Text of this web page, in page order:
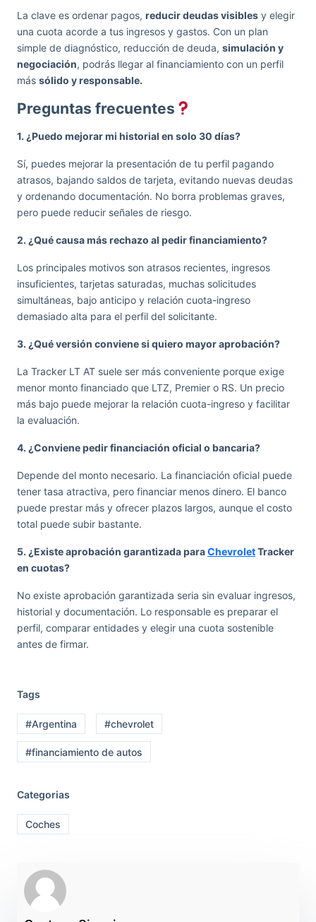
La clave es ordenar pagos, reducir deudas visibles y elegir
una cuota acorde a tus ingresos y gastos. Con un plan
simple de diagnóstico, reducción de deuda, simulación y
negociación, podrás llegar al financiamiento con un perfil
más sólido y responsable.
Preguntas frecuentes
1. ¿Puedo mejorar mi historial en solo 30 días?
Sí, puedes mejorar la presentación de tu perfil pagando
atrasos, bajando saldos de tarjeta, evitando nuevas deudas
y ordenando documentación. No borra problemas graves,
pero puede reducir señales de riesgo.
2. ¿Qué causa más rechazo al pedir financiamiento?
Los principales motivos son atrasos recientes, ingresos
insuficientes, tarjetas saturadas, muchas solicitudes
simultáneas, bajo anticipo y relación cuota-ingreso
demasiado alta para el perfil del solicitante.
3. ¿Qué versión conviene si quiero mayor aprobación?
La Tracker LT AT suele ser más conveniente porque exige
menor monto financiado que LTZ, Premier o RS. Un precio
más bajo puede mejorar la relación cuota-ingreso y facilitar
la evaluación.
4. ¿Conviene pedir financiación oficial o bancaria?
Depende del monto necesario. La financiación oficial puede
tener tasa atractiva, pero financiar menos dinero. El banco
puede prestar más y ofrecer plazos largos, aunque el costo
total puede subir bastante.
5. ¿Existe aprobación garantizada paraChevroletTracker
en cuotas?
No existe aprobación garantizada seria sin evaluar ingresos,
historial y documentación. Lo responsable es preparar el
perfil, comparar entidades y elegir una cuota sostenible
antes de firmar.
Tags
#Argentina #chevrolet
#financiamiento de autos
Categorias
Coches